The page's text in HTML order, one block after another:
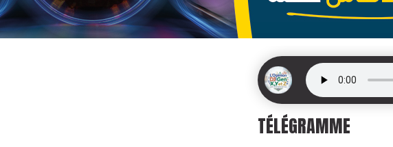
TÉLÉGRAMME